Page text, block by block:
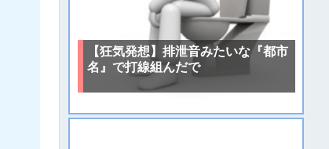
【狂気発想】排泄音みたいな『都市
名』で打線組んだで